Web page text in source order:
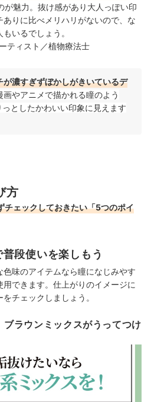
が魅力。抜け感があり大人っぽい印
りに比べメリハリがないので、な
いるでしょう。
ティスト／植物療法士
濃すぎずぼかしがきいているデ
画やアニメで描かれる瞳のよう
としたかわいい印象に見えます
方
チェックしておきたい「5つのポイ
段使いを楽しもう
味のアイテムなら瞳になじみやす
できます。仕上がりのイメージに
チェックしましょう。
ラウンミックスがうってつけ